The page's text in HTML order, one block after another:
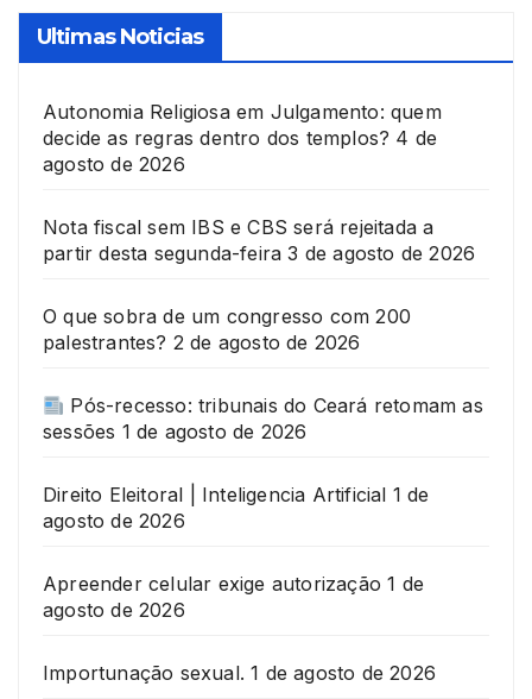
Ultimas Noticias
Autonomia Religiosa em Julgamento: quem
decide as regras dentro dos templos? 4 de
agosto de 2026
Nota fiscal sem IBS e CBS será rejeitada a
partir desta segunda-feira 3 de agosto de 2026
O que sobra de um congresso com 200
palestrantes? 2 de agosto de 2026
Pós-recesso: tribunais do Ceará retomam as
sessões 1 de agosto de 2026
Direito Eleitoral | Inteligencia Artificial 1 de
agosto de 2026
Apreender celular exige autorização 1 de
agosto de 2026
Importunação sexual. 1 de agosto de 2026